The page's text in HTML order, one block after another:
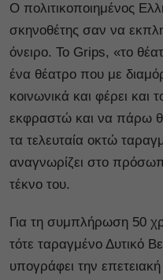
Ο πολιτικοποιημένος
σκηνοθέτης σαν να
όνειρο. Το Grips, «το
ένα θέατρο που με
κοινωνικά και φέρει
εκφραστώ και να πάρω
τα τελευταία οκτώ
αναγνωρίζει στο
τέκνο του.
Για τη συμπλήρωση 50
τότε ταραγμένο Δυτικό
υπογράφει την